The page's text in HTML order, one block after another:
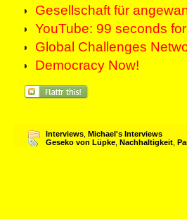
Gesellschaft für
YouTube: 99 seconds
Global Challenges
Democracy Now!
Interviews Michael's Interviews
Geseko von Lüpke Nachhaltigkeit